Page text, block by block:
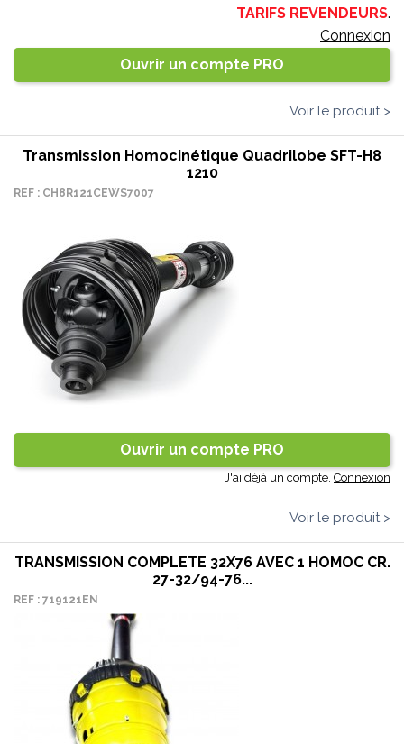
TARIFS REVENDEURS.
Connexion
Ouvrir un compte PRO
Voir le produit >
Transmission Homocinétique Quadrilobe SFT-H8
1210
REF : CH8R121CEWS7007
Ouvrir un compte PRO
J'ai déjà un compte. Connexion
Voir le produit >
TRANSMISSION COMPLETE 32X76 AVEC 1 HOMOC CR.
27-32/94-76...
REF : 719121EN